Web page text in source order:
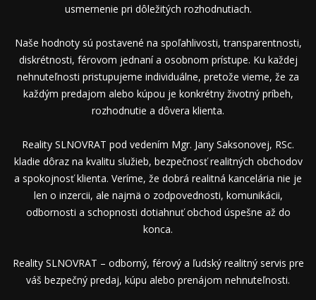
usmernenie pri dôležitých rozhodnutiach.
Naše hodnoty sú postavené na spoľahlivosti, transparentnosti,
diskrétnosti, férovom jednaní a osobnom prístupe. Ku každej
nehnuteľnosti pristupujeme individuálne, pretože vieme, že za
každým predajom alebo kúpou je konkrétny životný príbeh,
rozhodnutie a dôvera klienta.
Reality SLNOVRAT pod vedením Mgr. Jany Saksonovej, RSc.
kladie dôraz na kvalitu služieb, bezpečnosť realitných obchodov
a spokojnosť klienta. Veríme, že dobrá realitná kancelária nie je
len o inzercii, ale najmä o zodpovednosti, komunikácii,
odbornosti a schopnosti dotiahnuť obchod úspešne až do
konca.
Reality SLNOVRAT – odborný, férový a ľudský realitný servis pre
váš bezpečný predaj, kúpu alebo prenájom nehnuteľnosti.